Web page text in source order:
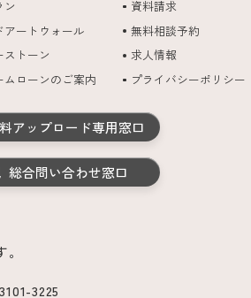
ン
アートウォール
ストーン
ムローンのご案内
資料請求
無料相談予約
求人情報
プライバシーポリシー
アップロード専用窓口
総合問い合わせ窓口
3225